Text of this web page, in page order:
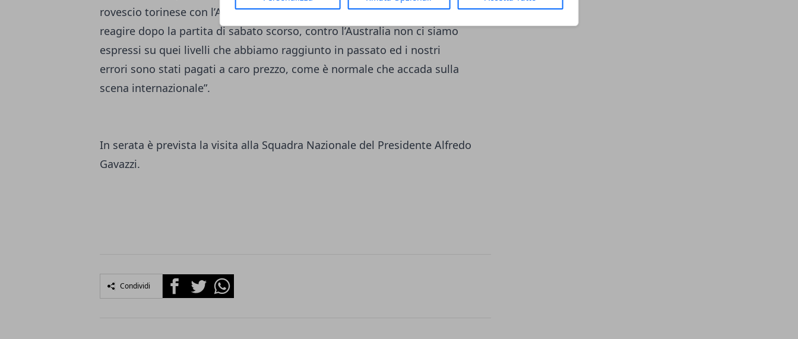
rovescio torinese con l’Australia: “C’è sicuramente voglia di
reagire dopo la partita di sabato scorso, contro l’Australia non ci siamo
espressi su quei livelli che abbiamo raggiunto in passato ed i nostri
errori sono stati pagati a caro prezzo, come è normale che accada sulla
scena internazionale”.
In serata è prevista la visita alla Squadra Nazionale del Presidente Alfredo
Gavazzi.
Condividi FacebookTwitterWhatsapp